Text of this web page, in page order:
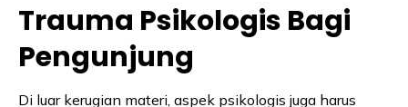
Trauma Psikologis Bagi
Pengunjung
Di luar kerugian materi, aspek psikologis juga harus